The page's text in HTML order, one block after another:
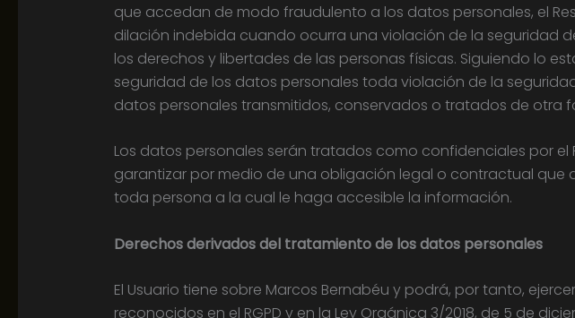
que accedan de modo fraudulento a los datos personales, el
dilación indebida cuando ocurra una violación de la seguridad
los derechos y libertades de las personas físicas. Siguiendo lo
seguridad de los datos personales toda violación de la
datos personales transmitidos, conservados o tratados de
Los datos personales serán tratados como confidenciales por
garantizar por medio de una obligación legal o contractual
toda persona a la cual le haga accesible la información.
Derechos derivados del tratamiento de los datos personales
El Usuario tiene sobre Marcos Bernabéu y podrá, por tanto,
reconocidos en el RGPD y en la Ley Orgánica 3/2018, de 5 de